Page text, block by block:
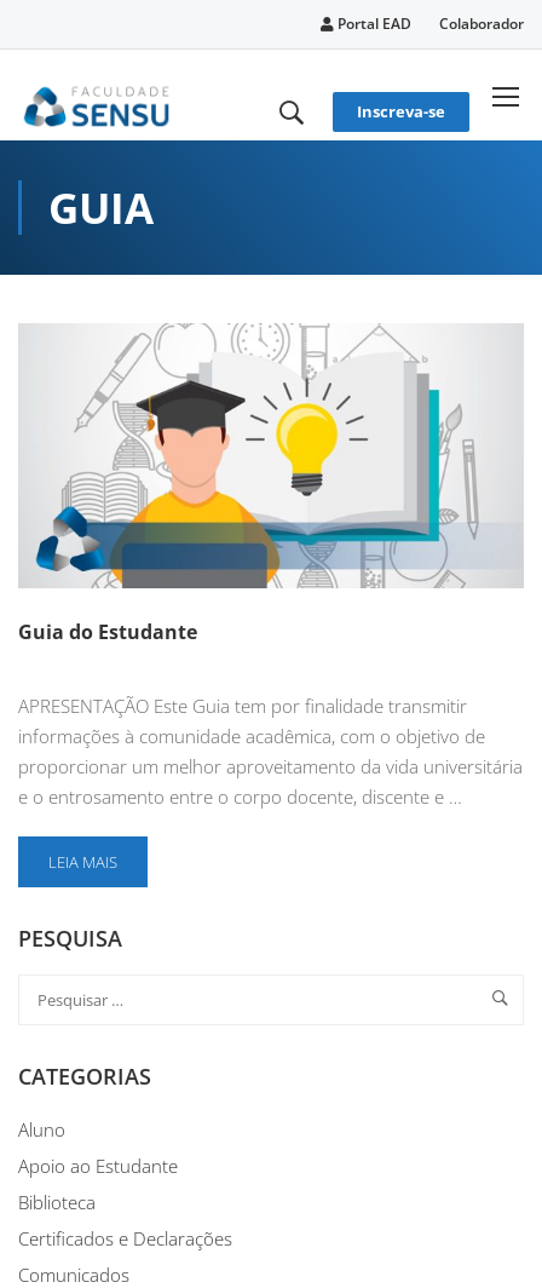
Portal EAD Colaborador
Inscreva-se
GUIA
Guia do Estudante
APRESENTAÇÃO Este Guia tem por finalidade transmitir
informações à comunidade acadêmica, com o objetivo de
proporcionar um melhor aproveitamento da vida universitária
e o entrosamento entre o corpo docente, discente e …
LEIA MAIS
PESQUISA
CATEGORIAS
Aluno
Apoio ao Estudante
Biblioteca
Certificados e Declarações
Comunicados